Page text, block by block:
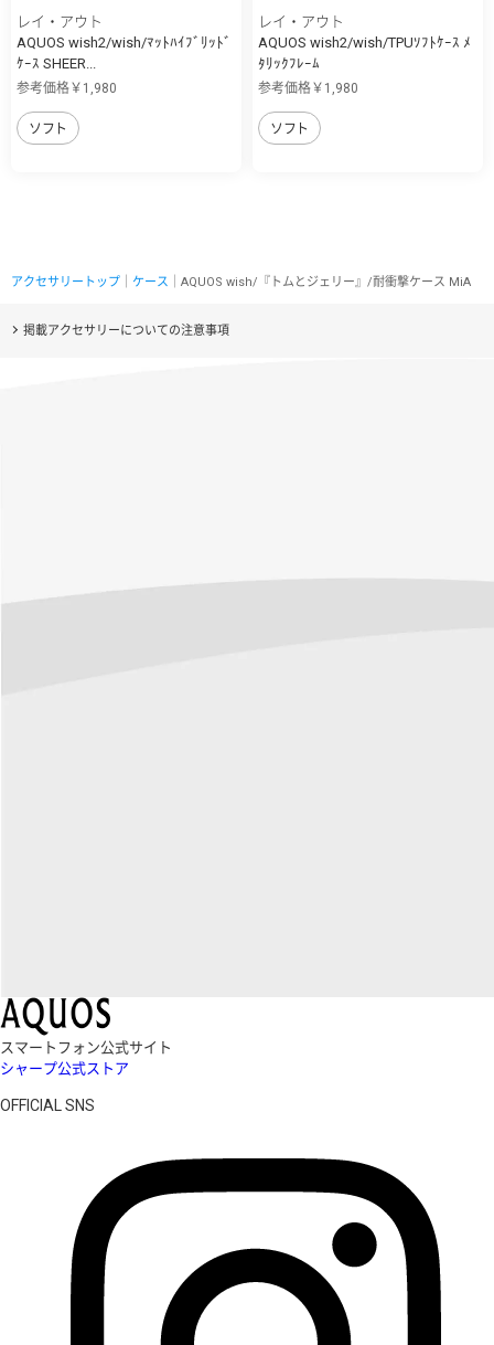
レイ・アウト
AQUOS wish2/wish/ﾏｯﾄﾊｲﾌﾞﾘｯﾄﾞ
ｹｰｽ SHEER...
参考価格￥1,980
ソフト
レイ・アウト
AQUOS wish2/wish/TPUｿﾌﾄｹｰｽ ﾒ
ﾀﾘｯｸﾌﾚｰﾑ
参考価格￥1,980
ソフト
アクセサリートップ ケース ｜AQUOS wish/『トムとジェリー』/耐衝撃ケース MiA
掲載アクセサリーについての注意事項
スマートフォン公式サイト
シャープ公式ストア
OFFICIAL SNS